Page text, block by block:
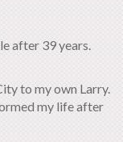
after 39 years.
to my own Larry.
my life after